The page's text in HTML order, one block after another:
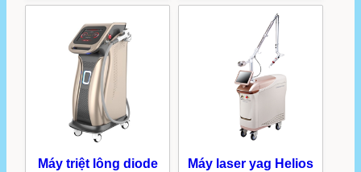
Máy triệt lông diode
Máy laser yag Helios